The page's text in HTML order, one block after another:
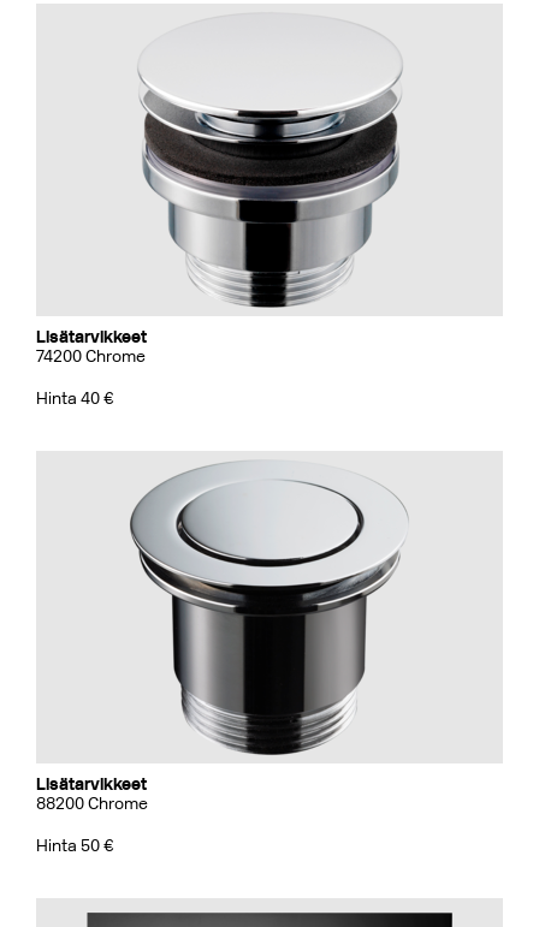
Lisätarvikkeet
74200 Chrome
Hinta 40 €
Lisätarvikkeet
88200 Chrome
Hinta 50 €